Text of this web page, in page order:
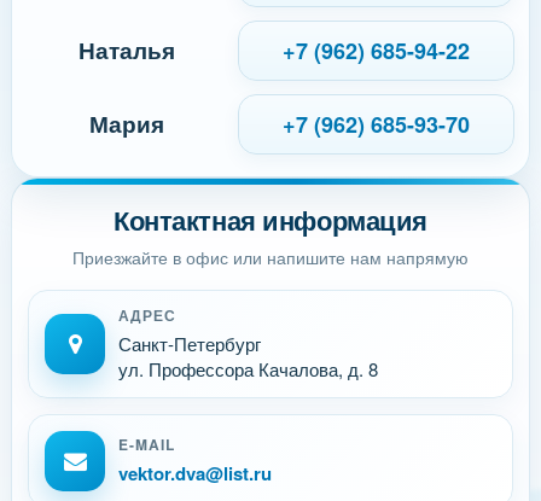
Контактная информация
Приезжайте в офис или напишите нам напрямую
АДРЕС
Санкт-Петербург
ул. Профессора Качалова, д. 8
E-MAIL
vektor.dva@list.ru
Наталья +7 (962) 685-94-22
Мария +7 (962) 685-93-70